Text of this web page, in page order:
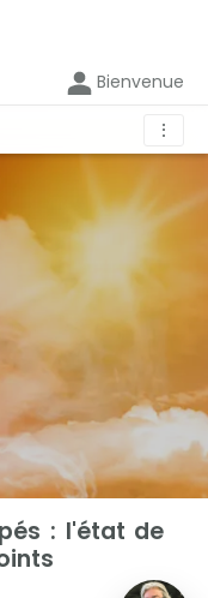
Bienvenue
⋮
: l'état de